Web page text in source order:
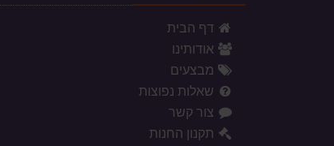
דף הבית
אודותינו
מבצעים
שאלות נפוצות
צור קשר
תקנון החנות